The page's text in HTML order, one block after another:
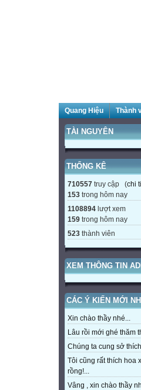
Quang Hiệu Thành
TÀI NGUYÊN
THỐNG KÊ
710557 truy cập (chi
153 trong hôm nay
1108894 lượt xem
159 trong hôm nay
523 thành viên
XEM THÔNG TIN
CÁC Ý KIẾN MỚI
Xin chào thầy nhé...
Lâu rồi mới ghé thăm
Chúng ta cung sở
Tôi cũng rất thích hoa
rồng!...
Vâng , xin chào thầy